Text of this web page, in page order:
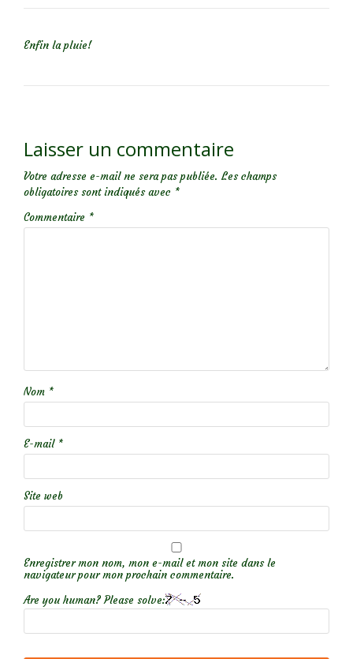
Enfin la pluie!
Laisser un commentaire
Votre adresse e-mail ne sera pas publiée. Les champs
obligatoires sont indiqués avec *
Commentaire *
Nom *
E-mail *
Site web
Enregistrer mon nom, mon e-mail et mon site dans le
navigateur pour mon prochain commentaire.
Are you human? Please solve: